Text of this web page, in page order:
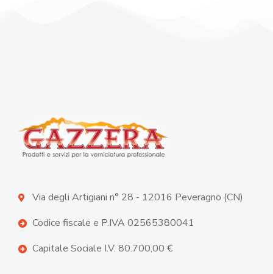
Via degli Artigiani n° 28 - 12016 Peveragno (CN)
Codice fiscale e P.IVA 02565380041
Capitale Sociale I.V. 80.700,00 €